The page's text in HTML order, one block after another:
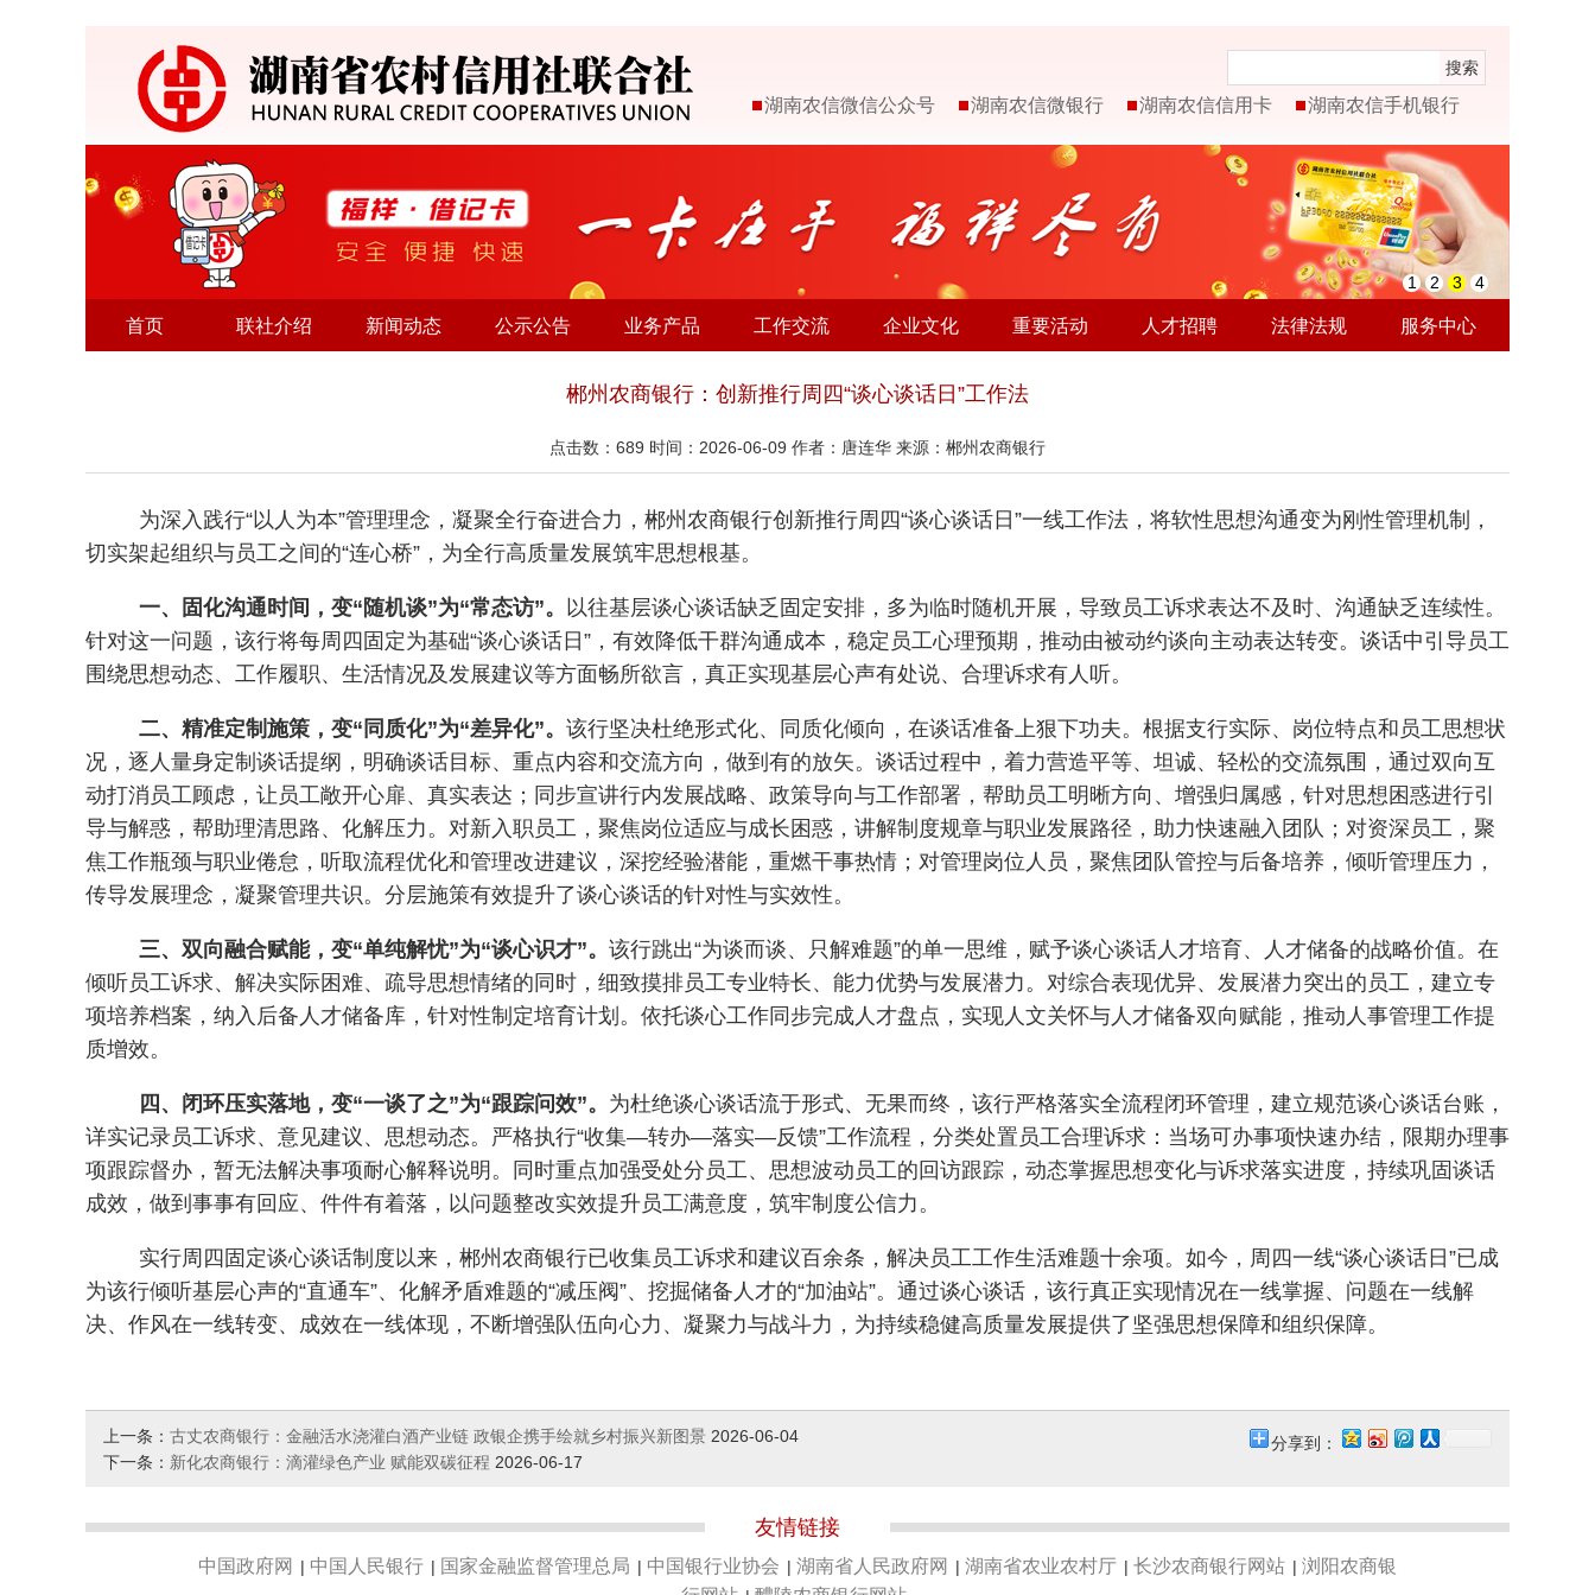
搜索
湖南农信微信公众号 湖南农信微银行 湖南农信信用卡 湖南农信手机银行
1 2 3 4
首页 联社介绍 新闻动态 公示公告 业务产品 工作交流 企业文化 重要活动 人才招聘 法律法规 服务中心
郴州农商银行：创新推行周四“谈心谈话日”工作法
点击数： 689 时间：2026-06-09 作者：唐连华 来源：郴州农商银行
为深入践行“以人为本”管理理念，凝聚全行奋进合力，郴州农商银行创新推行周四“谈心谈话日”一线工作法，将软性思想沟通变为刚性管理机制，
切实架起组织与员工之间的“连心桥”，为全行高质量发展筑牢思想根基。
一、固化沟通时间，变“随机谈”为“常态访”。
以往基层谈心谈话缺乏固定安排，多为临时随机开展，导致员工诉求表达不及时、沟通缺乏连续性。
针对这一问题，该行将每周四固定为基础“谈心谈话日”，有效降低干群沟通成本，稳定员工心理预期，推动由被动约谈向主动表达转变。谈话中引导员工
围绕思想动态、工作履职、生活情况及发展建议等方面畅所欲言，真正实现基层心声有处说、合理诉求有人听。
二、精准定制施策，变“同质化”为“差异化”。 该行坚决杜绝形式化、同质化倾向，在谈话准备上狠下功夫。根据支行实际、岗位特点和员工思想状
况，逐人量身定制谈话提纲，明确谈话目标、重点内容和交流方向，做到有的放矢。谈话过程中，着力营造平等、坦诚、轻松的交流氛围，通过双向互
动打消员工顾虑，让员工敞开心扉、真实表达；同步宣讲行内发展战略、政策导向与工作部署，帮助员工明晰方向、增强归属感，针对思想困惑进行引
导与解惑，帮助理清思路、化解压力。对新入职员工，聚焦岗位适应与成长困惑，讲解制度规章与职业发展路径，助力快速融入团队；对资深员工，聚
焦工作瓶颈与职业倦怠，听取流程优化和管理改进建议，深挖经验潜能，重燃干事热情；对管理岗位人员，聚焦团队管控与后备培养，倾听管理压力，
传导发展理念，凝聚管理共识。分层施策有效提升了谈心谈话的针对性与实效性。
三、双向融合赋能，变“单纯解忧”为“谈心识才”。 该行跳出“为谈而谈、只解难题”的单一思维，赋予谈心谈话人才培育、人才储备的战略价值。在
倾听员工诉求、解决实际困难、疏导思想情绪的同时，细致摸排员工专业特长、能力优势与发展潜力。对综合表现优异、发展潜力突出的员工，建立专
项培养档案，纳入后备人才储备库，针对性制定培育计划。依托谈心工作同步完成人才盘点，实现人文关怀与人才储备双向赋能，推动人事管理工作提
质增效。
四、闭环压实落地，变“一谈了之”为“跟踪问效”。 为杜绝谈心谈话流于形式、无果而终，该行严格落实全流程闭环管理，建立规范谈心谈话台账，
详实记录员工诉求、意见建议、思想动态。严格执行“收集—转办—落实—反馈”工作流程，分类处置员工合理诉求：当场可办事项快速办结，限期办理事
项跟踪督办，暂无法解决事项耐心解释说明。同时重点加强受处分员工、思想波动员工的回访跟踪，动态掌握思想变化与诉求落实进度，持续巩固谈话
成效，做到事事有回应、件件有着落，以问题整改实效提升员工满意度，筑牢制度公信力。
实行周四固定谈心谈话制度以来，郴州农商银行已收集员工诉求和建议百余条，解决员工工作生活难题十余项。如今，周四一线“谈心谈话日”已成
为该行倾听基层心声的“直通车”、化解矛盾难题的“减压阀”、挖掘储备人才的“加油站”。通过谈心谈话，该行真正实现情况在一线掌握、问题在一线解
决、作风在一线转变、成效在一线体现，不断增强队伍向心力、凝聚力与战斗力，为持续稳健高质量发展提供了坚强思想保障和组织保障。
分享到：
上一条： 古丈农商银行：金融活水浇灌白酒产业链 政银企携手绘就乡村振兴新图景 2026-06-04
下一条： 新化农商银行：滴灌绿色产业 赋能双碳征程 2026-06-17
友情链接
中国政府网 | 中国人民银行 | 国家金融监督管理总局 | 中国银行业协会 | 湖南省人民政府网 | 湖南省农业农村厅 | 长沙农商银行网站 | 浏阳农商银